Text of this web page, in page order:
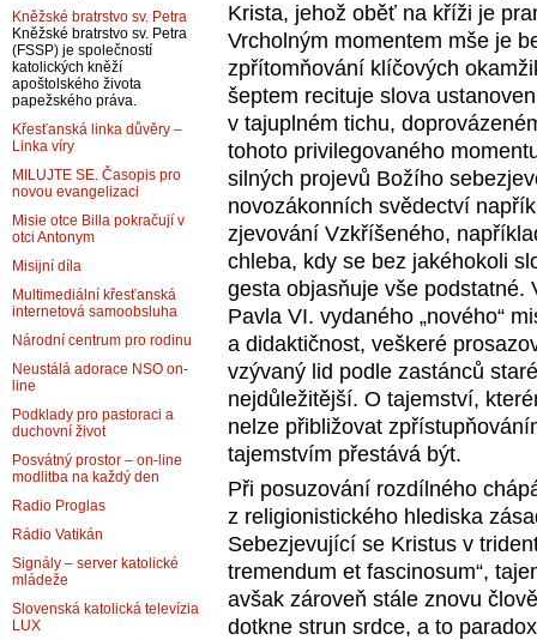
Krista, jehož oběť na kříži je
Vrcholným momentem mše je
zpřítomňování klíčových
šeptem recituje slova
v tajuplném tichu,
tohoto privilegovaného
silných projevů Božího
novozákonních svědectví
zjevování Vzkříšeného,
chleba, kdy se bez jakéhokoli
gesta objasňuje vše podstatné.
Pavla VI. vydaného „nového“
a didaktičnost, veškeré
vzývaný lid podle zastánců
nejdůležitější. O tajemství,
nelze přibližovat
tajemstvím přestává být.
Při posuzování rozdílného
z religionistického hlediska
Sebezjevující se Kristus v
tremendum et fascinosum“,
avšak zároveň stále znovu
dotkne strun srdce, a to
Kněžské bratrstvo sv. Petra
Kněžské bratrstvo sv. Petra
(FSSP) je společností
katolických kněží
apoštolského života
papežského práva.
Křesťanská linka důvěry –
Linka víry
MILUJTE SE. Časopis pro
novou evangelizaci
Misie otce Billa pokračují v
otci Antonym
Misijní díla
Multimediální křesťanská
internetová samoobsluha
Národní centrum pro rodinu
Neustálá adorace NSO on-
line
Podklady pro pastoraci a
duchovní život
Posvátný prostor – on-line
modlitba na každý den
Radio Proglas
Rádio Vatikán
Signály – server katolické
mládeže
Slovenská katolická televízia
LUX